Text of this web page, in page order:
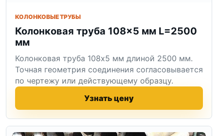
КОЛОНКОВЫЕ ТРУБЫ
Колонковая труба 108×5 мм L=2500
мм
Колонковая труба 108x5 мм длиной 2500 мм.
Точная геометрия соединения согласовывается
по чертежу или действующему образцу.
Узнать цену